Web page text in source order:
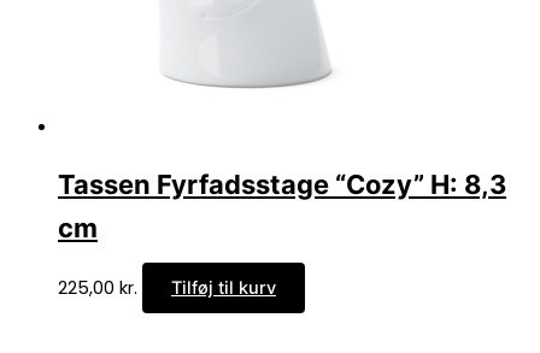
Tassen Fyrfadsstage “Cozy” H: 8,3
cm
225,00 kr. Tilføj til kurv